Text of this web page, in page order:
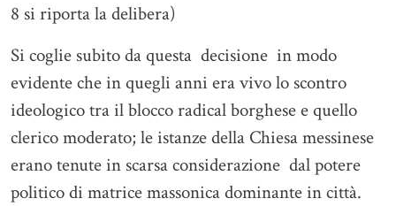
8 si riporta la delibera)
Si coglie subito da questa decisione in modo
evidente che in quegli anni era vivo lo scontro
ideologico tra il blocco radical borghese e quello
clerico moderato; le istanze della Chiesa messinese
erano tenute in scarsa considerazione dal potere
politico di matrice massonica dominante in città.